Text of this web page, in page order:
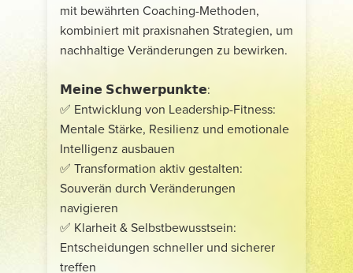
mit bewährten Coaching-Methoden,
kombiniert mit praxisnahen Strategien, um
nachhaltige Veränderungen zu bewirken.
𝗠𝗲𝗶𝗻𝗲 𝗦𝗰𝗵𝘄𝗲𝗿𝗽𝘂𝗻𝗸𝘁𝗲:
✅ Entwicklung von Leadership-Fitness:
Mentale Stärke, Resilienz und emotionale
Intelligenz ausbauen
✅ Transformation aktiv gestalten:
Souverän durch Veränderungen
navigieren
✅ Klarheit & Selbstbewusstsein:
Entscheidungen schneller und sicherer
treffen